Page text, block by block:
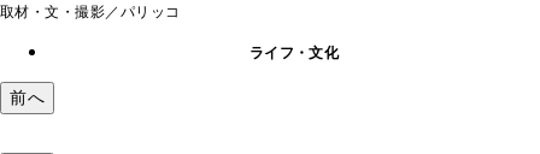
取材・文・撮影／パリッコ
ライフ・文化
前へ